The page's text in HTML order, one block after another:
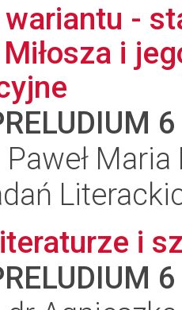
wariantu -
Miłosza i
6
Maria
i
6